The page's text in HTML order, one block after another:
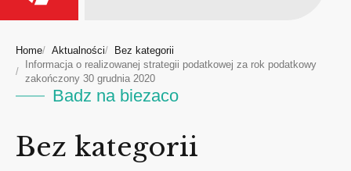
Home Aktualności
Bez kategorii
Informacja o realizowanej strategii podatkowej za rok podatkowy
zakończony 30 grudnia 2020
Badz na biezaco
Bez kategorii